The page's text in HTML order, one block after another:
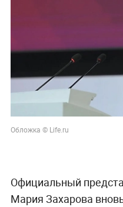
Обложка © Life.ru
Официальный
Мария Захарова